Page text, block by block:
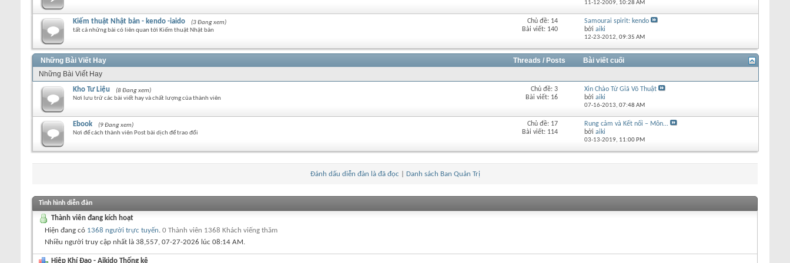
11-12-2009, 10:28 AM
Kiếm thuật Nhật bản - kendo -iaido
(3 Đang xem)
tất cả những bài có liên quan tới Kiếm thuật Nhật bản
Chủ đề: 14
Bài viết: 140
Samourai spirit: kendo
bởi aiki
12-23-2012, 09:35 AM
Những Bài Viết Hay Threads / Posts
Bài viết cuối
Những Bài Viết Hay
Kho Tư Liệu
(8 Đang xem)
Nơi lưu trữ các bài viết hay và chất lượng của thành viên
Chủ đề: 3
Bài viết: 16
Xin Chào Từ Giã Võ Thuật
bởi aiki
07-16-2013, 07:48 AM
Ebook
(9 Đang xem)
Nơi để cách thành viên Post bài dịch để trao đổi
Chủ đề: 17
Bài viết: 114
Rung cảm và Kết nối – Môn...
bởi aiki
03-13-2019, 11:00 PM
Đánh dấu diễn đàn là đã đọc Danh sách Ban Quản Trị
Tình hình diễn đàn
Thành viên đang kích hoạt
Hiện đang có 1368 người trực tuyến. 0 Thành viên 1368 Khách viếng thăm
Nhiều người truy cập nhất là 38,557, 07-27-2026 lúc 08:14 AM.
Hiệp Khí Đạo - Aikido Thống kê